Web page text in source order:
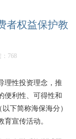
者权益保护教
：768
理性投资理念，推
便利性、可得性和
下简称海保海分）
宣传活动。